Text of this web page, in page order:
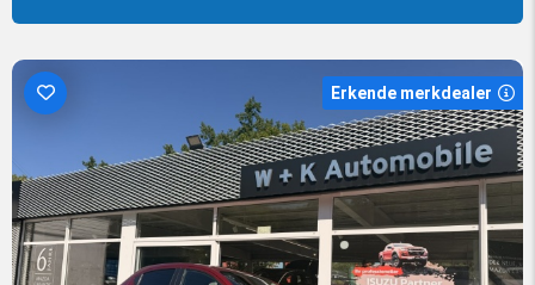
Erkende merkdealer